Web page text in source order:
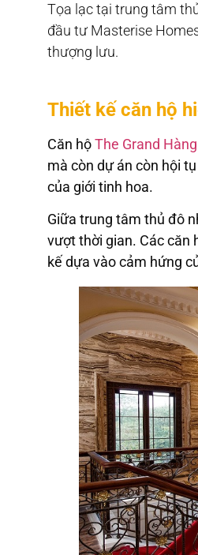
Tọa lạc tại trung tâm
đầu tư Masterise
thượng lưu.
Thiết kế căn hộ
Căn hộThe Grand
mà còn dự án còn hội
của giới tinh hoa.
Giữa trung tâm thủ đô
vượt thời gian. Các căn
kế dựa vào cảm hứng